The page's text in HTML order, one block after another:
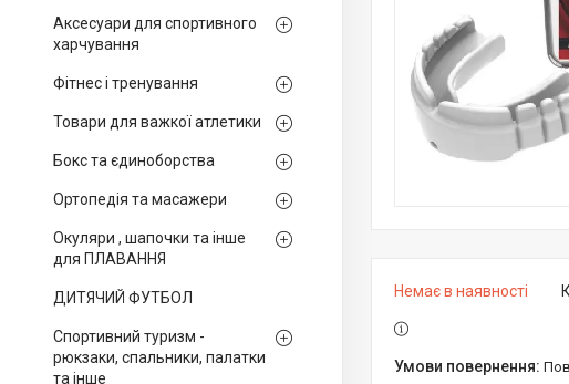
Аксесуари для спортивного
харчування
Фітнес і тренування
Товари для важкої атлетики
Бокс та єдиноборства
Ортопедія та масажери
Окуляри , шапочки та інше
для ПЛАВАННЯ
ДИТЯЧИЙ ФУТБОЛ
Спортивний туризм -
рюкзаки, спальники, палатки
та інше
Немає в наявності